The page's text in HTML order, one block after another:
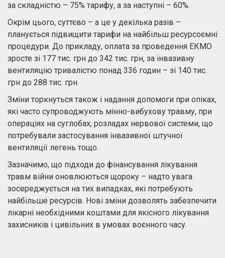
за складністю – 75% тарифу, а за наступні – 60%.
Окрім цього, суттєво – а це у декілька разів –
планується підвищити тарифи на найбільш ресурсоємні
процедури. До прикладу, оплата за проведення ЕКМО
зросте зі 177 тис. грн до 342 тис. грн, за інвазивну
вентиляцію тривалістю понад 336 годин – зі 140 тис.
грн до 288 тис. грн.
Зміни торкнуться також і надання допомоги при опіках,
які часто супроводжують мінно-вибухову травму, при
операціях на суглобах, розладах нервової системи, що
потребували застосування інвазивної штучної
вентиляції легень тощо.
Зазначимо, що підходи до фінансування лікування
травм війни оновлюються щороку – надто увага
зосереджується на тих випадках, які потребують
найбільше ресурсів. Нові зміни дозволять забезпечити
лікарні необхідними коштами для якісного лікування
захисників і цивільних в умовах воєнного часу.